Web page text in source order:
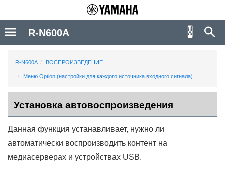
R-N600A ВОСПРОИЗВЕДЕНИЕ
Меню Оption (настройки для каждого источника входного сигнала)
Установка автовоспроизведения
Данная функция устанавливает, нужно ли
автоматически воспроизводить контент на
медиасерверах и устройствах USB.
R-N600A